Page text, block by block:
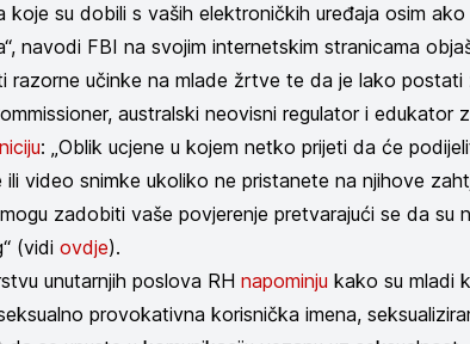
koje su dobili s vaših elektroničkih uređaja osim
navodi FBI na svojim internetskim stranicama
razorne učinke na mlade žrtve te da je lako postati
australski neovisni regulator i edukator
: „Oblik ucjene u kojem netko prijeti da će
video snimke ukoliko ne pristanete na njihove
zadobiti vaše povjerenje pretvarajući se da su
(vidi ovdje).
unutarnjih poslova RH napominju kako su mladi
provokativna korisnička imena,